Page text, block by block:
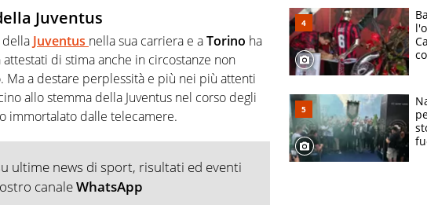
Juventus
della Juventus nella sua carriera e aTorino ha
di stima anche in circostanze non
Ma a destare perplessità e più nei più attenti
allo stemma della Juventus nel corso degli
immortalato dalle telecamere.
ultime news di sport, risultati ed eventi
canaleWhatsApp